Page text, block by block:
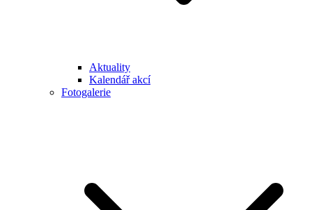
Aktuality
Kalendář akcí
Fotogalerie